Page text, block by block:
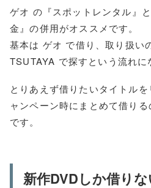
ゲオ の『スポットレンタル』
金』の併用がオススメです。
基本は ゲオ で借り、取り扱い
TSUTAYA で探すという流れに
とりあえず借りたいタイトル
ャンペーン時にまとめて借り
です。
新作DVDしか借り